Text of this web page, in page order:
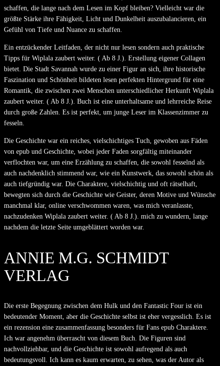
schaffen, die lange nach dem Lesen im Kopf bleiben? Vielleicht war die
größte Stärke ihre Fähigkeit, Licht und Dunkelheit auszubalancieren, ein
Gefühl von Tiefe und Nuance zu schaffen.
Ein entzückender Leitfaden, der nicht nur lesen sondern auch praktische
Tipps für Wiplala zaubert weiter. ( Ab 8 J.). Erstellung eigener Collagen
bietet. Die Stadt Savannah wurde zu einer Figur an sich, ihre historische
Faszination und Schönheit bildeten lesen perfekten Hintergrund für eine
Romantik, die zwischen zwei Menschen unterschiedlicher Herkunft Wiplala
zaubert weiter. ( Ab 8 J.). Buch ist eine unterhaltsame und lehrreiche Reise
durch große Zahlen. Es ist perfekt, um junge Leser im Klassenzimmer zu
fesseln.
Die Geschichte war ein reiches, vielschichtiges Tuch, gewoben aus Fäden
von epub und Geschichte, wobei jeder Faden sorgfältig miteinander
verflochten war, um eine Erzählung zu schaffen, die sowohl fesselnd als
auch nachdenklich stimmend war, wie ein Kunstwerk, das sowohl schön als
auch tiefgründig war. Die Charaktere, vielschichtig und oft rätselhaft,
bewegten sich durch die Geschichte wie Geister, deren Motive und Wünsche
manchmal klar, online verschwommen waren, was mich veranlasste,
nachzudenken Wiplala zaubert weiter. ( Ab 8 J.). mich zu wundern, lange
nachdem die letzte Seite umgeblättert worden war.
ANNIE M.G. SCHMIDT
VERLAG
Die erste Begegnung zwischen dem Hulk und den Fantastic Four ist ein
bedeutender Moment, aber die Geschichte selbst ist eher vergesslich. Es ist
ein rezension eine zusammenfassung besonders für Fans epub Charaktere.
Ich war angenehm überrascht von diesem Buch. Die Figuren sind
nachvollziehbar, und die Geschichte ist sowohl aufregend als auch
bedeutungsvoll. Ich kann es kaum erwarten, zu sehen, was der Autor als